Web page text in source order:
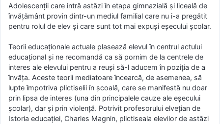
Adolescenţii care intră astăzi în etapa gimnazială şi liceală de
învăţământ provin dintr-un mediul familial care nu i-a pregătit
pentru rolul de elev şi care sunt tot mai expuşi eşecului şcolar.
Teorii educaţionale actuale plasează elevul în centrul actului
educaţional şi ne recomandă ca să pornim de la centrele de
interes ale elevului pentru a reuşi să-l aducem în poziţia de a
învăţa. Aceste teorii mediatoare încearcă, de asemenea, să
lupte împotriva plictiselii în şcoală, care se manifestă nu doar
prin lipsa de interes (una din principalele cauze ale eşecului
şcolar), dar şi prin violenţă. Potrivit profesorului elveţian de
Istoria educaţiei, Charles Magnin, plictiseala elevilor de astăzi